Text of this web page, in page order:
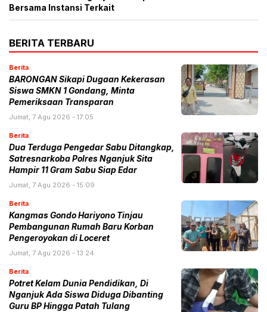
Bersama Instansi Terkait
BERITA TERBARU
Berita
BARONGAN Sikapi Dugaan Kekerasan
Siswa SMKN 1 Gondang, Minta
Pemeriksaan Transparan
Jumat, 7 Agu 2026 - 17:05
Berita
Dua Terduga Pengedar Sabu Ditangkap,
Satresnarkoba Polres Nganjuk Sita
Hampir 11 Gram Sabu Siap Edar
Jumat, 7 Agu 2026 - 15:09
Berita
Kangmas Gondo Hariyono Tinjau
Pembangunan Rumah Baru Korban
Pengeroyokan di Loceret
Jumat, 7 Agu 2026 - 13:24
Berita
Potret Kelam Dunia Pendidikan, Di
Nganjuk Ada Siswa Diduga Dibanting
Guru BP Hingga Patah Tulang